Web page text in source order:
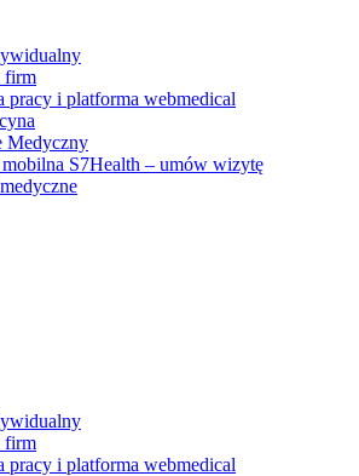
firm
pracy i platforma webmedical
Medyczny
S7Health – umów wizytę
firm
pracy i platforma webmedical